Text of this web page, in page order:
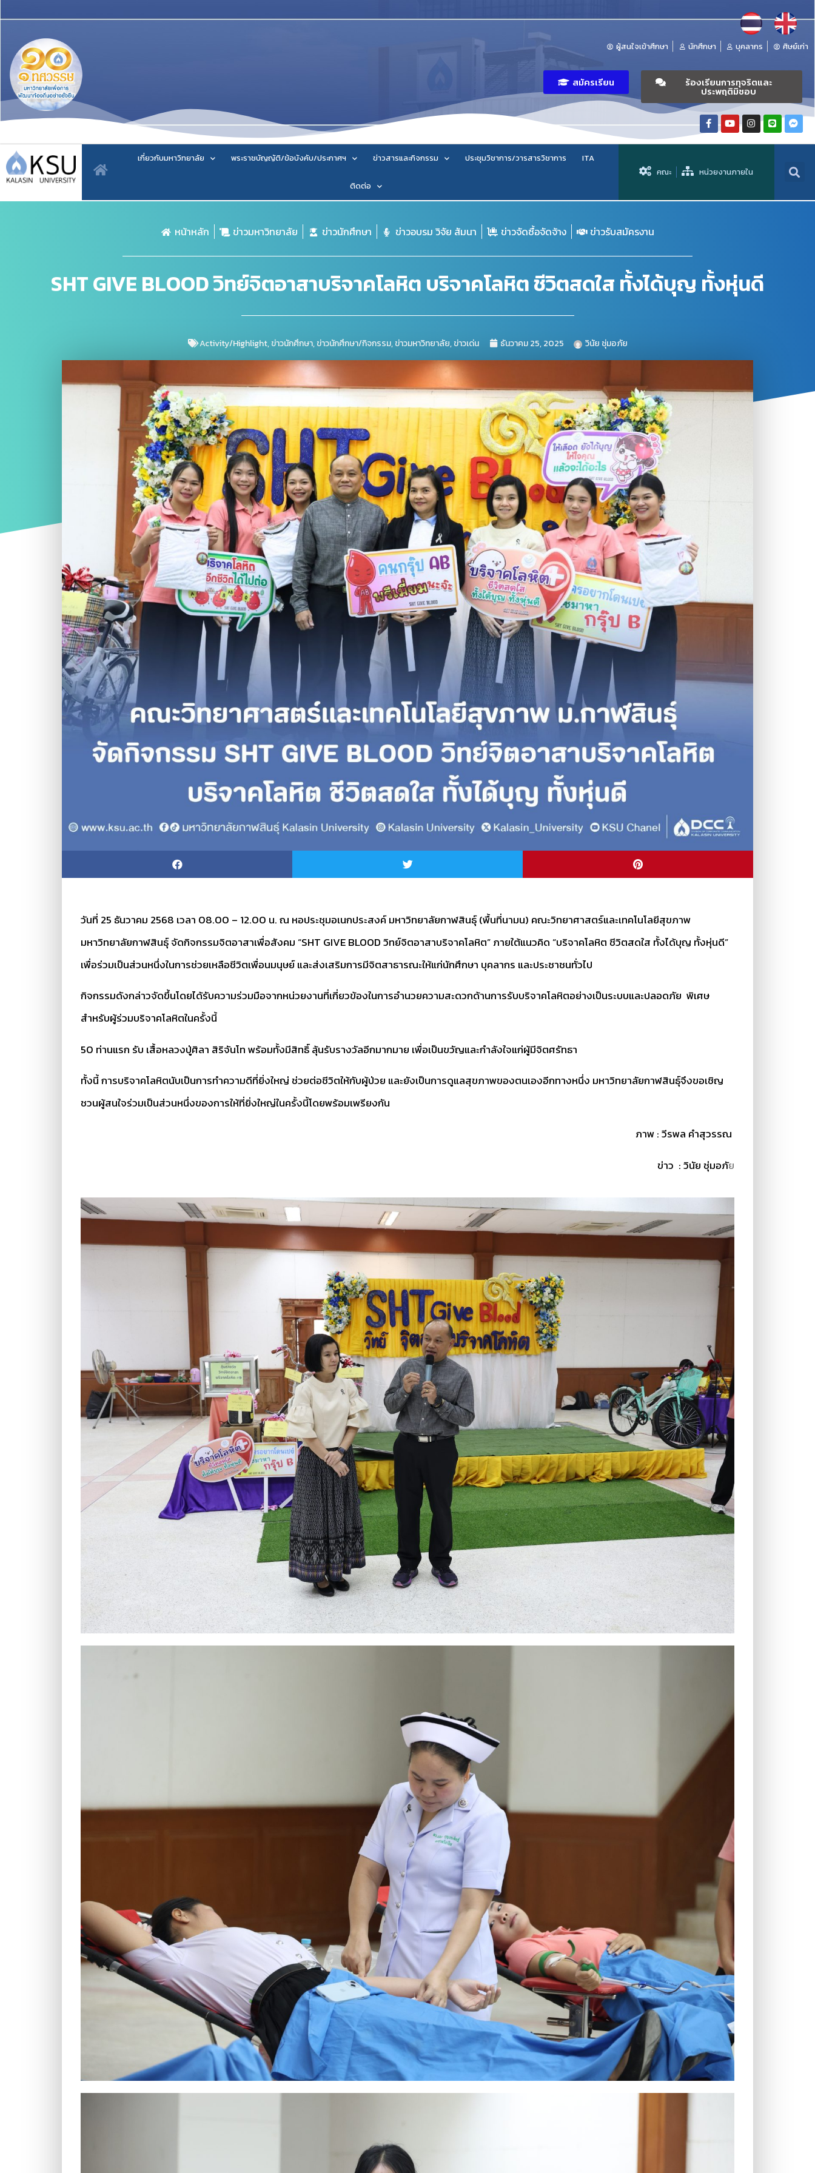
ผู้สนใจเข้าศึกษา นักศึกษา บุคลากร ศิษย์เก่า
สมัครเรียน ร้องเรียนการทุจริตและ
ประพฤติมิชอบ
เกี่ยวกับมหาวิทยาลัย พระราชบัญญัติ/ข้อบังคับ/ประกาศฯ ข่าวสารและกิจกรรม ประชุมวิชาการ/วารสารวิชาการ ITA
ติดต่อ
คณะ หน่วยงานภายใน
หน้าหลัก ข่าวมหาวิทยาลัย ข่าวนักศึกษา ข่าวอบรม วิจัย สัมนา ข่าวจัดซื้อจัดจ้าง ข่าวรับสมัครงาน
SHT GIVE BLOOD วิทย์จิตอาสาบริจาคโลหิต บริจาคโลหิต ชีวิตสดใส ทั้งได้บุญ ทั้งหุ่นดี
Activity/Highlight,ข่าวนักศึกษา,ข่าวนักศึกษา/กิจกรรม,ข่าวมหาวิทยาลัย,ข่าวเด่น ธันวาคม 25, 2025 วินัย ชุ่มอภัย
วันที่ 25 ธันวาคม 2568 เวลา 08.00 – 12.00 น. ณ หอประชุมอเนกประสงค์ มหาวิทยาลัยกาฬสินธุ์ (พื้นที่นามน) คณะวิทยาศาสตร์และเทคโนโลยีสุขภาพ
มหาวิทยาลัยกาฬสินธุ์ จัดกิจกรรมจิตอาสาเพื่อสังคม “SHT GIVE BLOOD วิทย์จิตอาสาบริจาคโลหิต” ภายใต้แนวคิด “บริจาคโลหิต ชีวิตสดใส ทั้งได้บุญ ทั้งหุ่นดี”
เพื่อร่วมเป็นส่วนหนึ่งในการช่วยเหลือชีวิตเพื่อนมนุษย์ และส่งเสริมการมีจิตสาธารณะให้แก่นักศึกษา บุคลากร และประชาชนทั่วไป
กิจกรรมดังกล่าวจัดขึ้นโดยได้รับความร่วมมือจากหน่วยงานที่เกี่ยวข้องในการอำนวยความสะดวกด้านการรับบริจาคโลหิตอย่างเป็นระบบและปลอดภัย พิเศษ
สำหรับผู้ร่วมบริจาคโลหิตในครั้งนี้
50 ท่านแรก รับ เสื้อหลวงปู่ศิลา สิริจันโท พร้อมทั้งมีสิทธิ์ ลุ้นรับรางวัลอีกมากมาย เพื่อเป็นขวัญและกำลังใจแก่ผู้มีจิตศรัทธา
ทั้งนี้ การบริจาคโลหิตนับเป็นการทำความดีที่ยิ่งใหญ่ ช่วยต่อชีวิตให้กับผู้ป่วย และยังเป็นการดูแลสุขภาพของตนเองอีกทางหนึ่ง มหาวิทยาลัยกาฬสินธุ์จึงขอเชิญ
ชวนผู้สนใจร่วมเป็นส่วนหนึ่งของการให้ที่ยิ่งใหญ่ในครั้งนี้โดยพร้อมเพรียงกัน
ภาพ : วีรพล คำสุวรรณ
ข่าว : วินัย ชุ่มอภัย